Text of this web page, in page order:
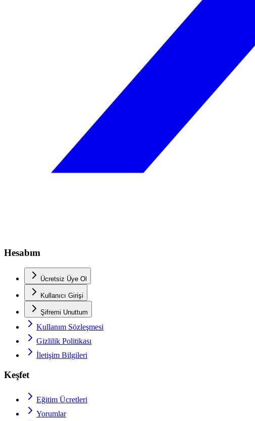
Hesabım
Ücretsiz Üye Ol
Kullanıcı Girişi
Şifremi Unuttum
Kullanım Sözleşmesi
Gizlilik Politikası
İletişim Bilgileri
Keşfet
Eğitim Ücretleri
Yorumlar